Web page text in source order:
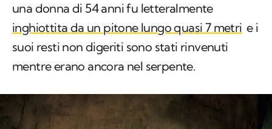
una donna di 54 anni fu letteralmente
inghiottita da un pitone lungo quasi 7 metri e i
suoi resti non digeriti sono stati rinvenuti
mentre erano ancora nel serpente.